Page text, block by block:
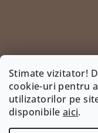
Stimate vizitator!
cookie-uri pentru
utilizatorilor pe
disponibile aici.
Urmărire